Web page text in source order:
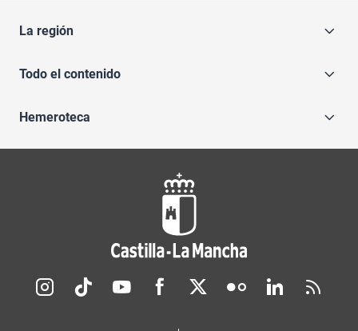
La región
Todo el contenido
Hemeroteca
Redes sociales JCCM